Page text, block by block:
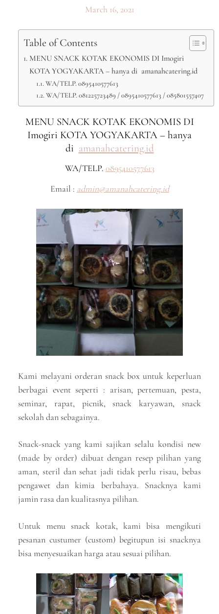
March 16, 2021
Table of Contents
MENU SNACK KOTAK EKONOMIS DI Imogiri
KOTA YOGYAKARTA – hanya di amanahcatering.id
WA/TELP. 0895410577613
WA/TELP. 081225723489 / 0895410577613 / 085801557407
MENU SNACK KOTAK EKONOMIS DI
Imogiri KOTA YOGYAKARTA – hanya
di amanahcatering.id
WA/TELP. 0895410577613
Email : admin@amanahcatering.id
Kami melayani orderan snack box untuk keperluan
berbagai event seperti : arisan, pertemuan, pesta,
seminar, rapat, picnik, snack karyawan, snack
sekolah dan sebagainya.
Snack-snack yang kami sajikan selalu kondisi new
(made by order) dibuat dengan resep pilihan yang
aman, steril dan sehat jadi tidak perlu risau, bebas
pengawet dan kimia berbahaya. Snacknya kami
jamin rasa dan kualitasnya pilihan.
Untuk menu snack kotak, kami bisa mengikuti
pesanan custumer (custom) begitupun isi snacknya
bisa menyesuaikan harga atau sesuai pilihan.